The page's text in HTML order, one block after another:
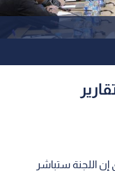
إن اللجنة ستباشر